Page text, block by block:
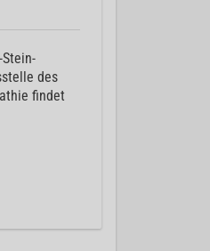
des
findet